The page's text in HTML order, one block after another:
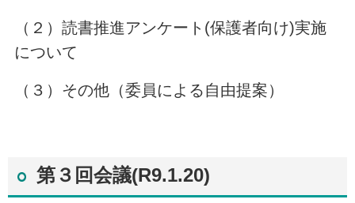
（２）読書推進アンケート(保護者向け)実施
について
（３）その他（委員による自由提案）
第３回会議(R9.1.20)